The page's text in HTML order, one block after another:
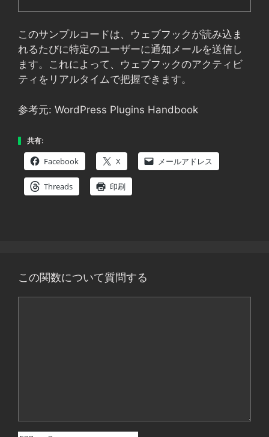
このサンプルコードは、ウェブフックが読み込ま
れるたびに特定のユーザーに通知メールを送信し
ます。これによって、ウェブフックのアクティビ
ティをリアルタイムで把握できます。
参考元: WordPress Plugins Handbook
共有:
Facebook X メールアドレス
Threads 印刷
この関数について質問する